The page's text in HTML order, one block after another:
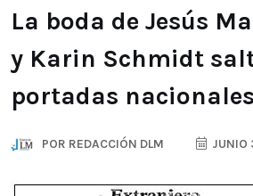
La boda de Jesús
y Karin Schmidt
portadas nacionales
POR REDACCIÓN DLM JUNIO